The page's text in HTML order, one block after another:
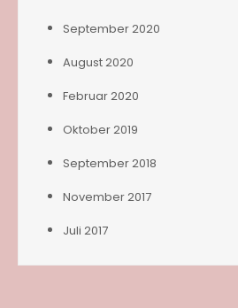
September 2020
August 2020
Februar 2020
Oktober 2019
September 2018
November 2017
Juli 2017